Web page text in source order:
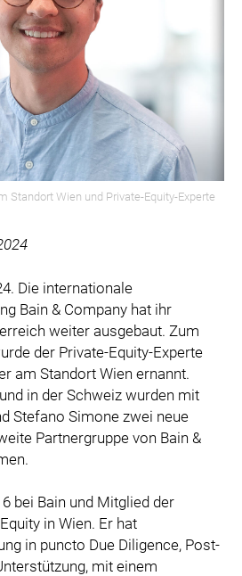
Standort Wien und Private-Equity-Experte
Die internationale
Bain & Company hat ihr
weiter ausgebaut. Zum
der Private-Equity-Experte
am Standort Wien ernannt.
in der Schweiz wurden mit
Stefano Simone zwei neue
Partnergruppe von Bain &
bei Bain und Mitglied der
in Wien. Er hat
in puncto Due Diligence, Post-
mit einem